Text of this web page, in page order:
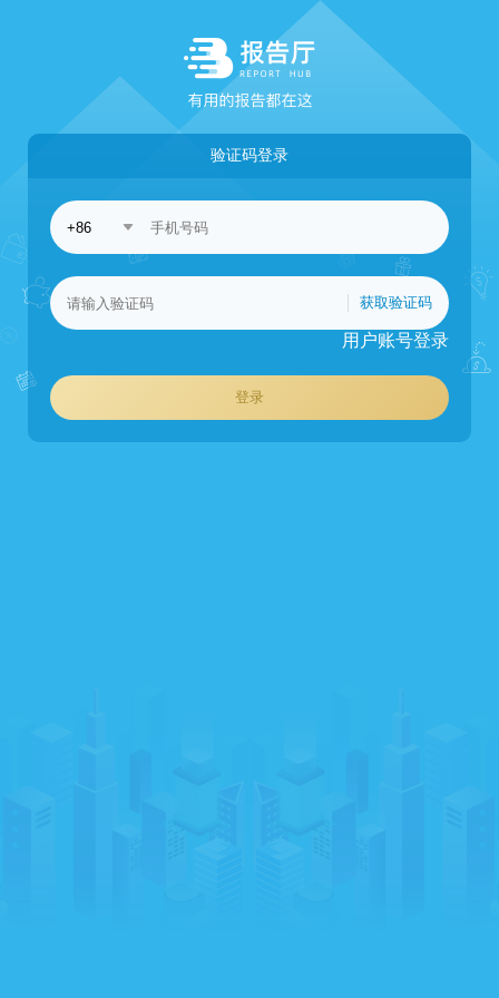
验证码登录
获取验证码
用户账号登录
登录